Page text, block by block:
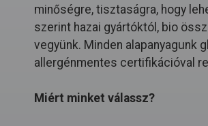
minőségre, tisztaságra, hogy
szerint hazai gyártóktól, bio
vegyünk. Minden alapanyagunk
allergénmentes certifikációval
Miért minket válassz?